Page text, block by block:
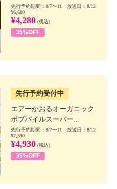
先行予約期間：8/7〜11 放送日：8/12
¥6,600
¥4,280 (税込)
35%OFF
先行予約受付中
エアーかおるオーガニック
ボブパイルスーパー...
先行予約期間：8/7〜11 放送日：8/12
¥7,590
¥4,930 (税込)
35%OFF